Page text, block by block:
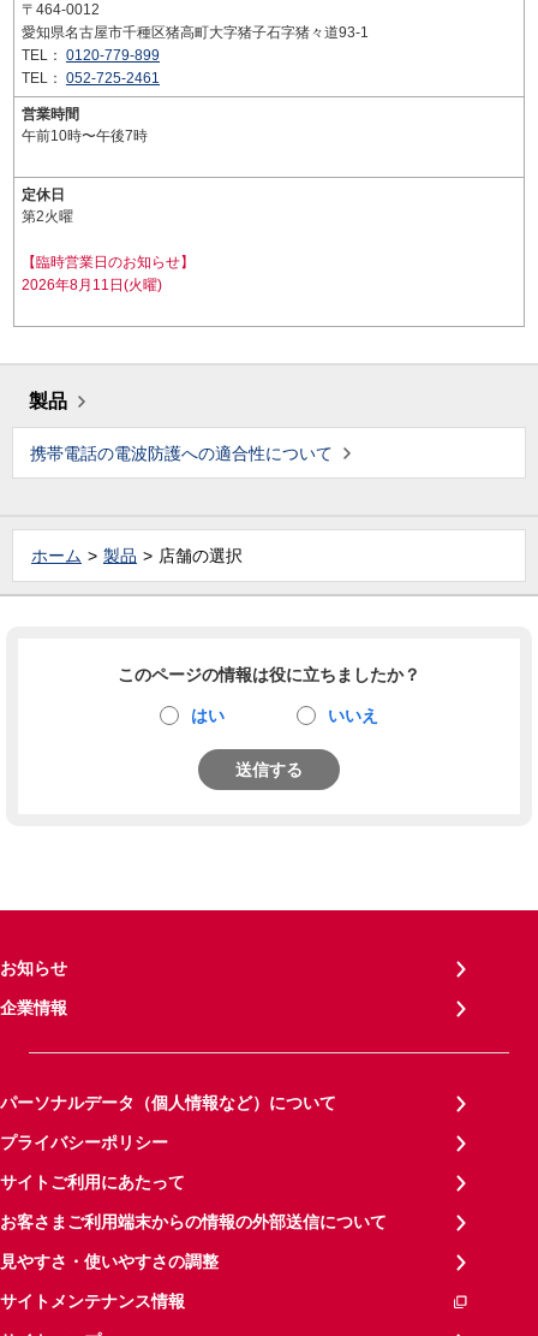
〒464-0012
愛知県名古屋市千種区猪高町大字猪子石字猪々道93-1
TEL： 0120-779-899
TEL： 052-725-2461
営業時間
午前10時〜午後7時
定休日
第2火曜
【臨時営業日のお知らせ】
2026年8月11日(火曜)
製品
携帯電話の電波防護への適合性について
ホーム 製品 店舗の選択
このページの情報は役に立ちましたか？
はい いいえ
送信する
お知らせ
企業情報
パーソナルデータ（個人情報など）について
プライバシーポリシー
サイトご利用にあたって
お客さまご利用端末からの情報の外部送信について
見やすさ・使いやすさの調整
サイトメンテナンス情報